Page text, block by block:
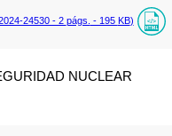
24530 - 2 págs. - 195 KB)
NUCLEAR